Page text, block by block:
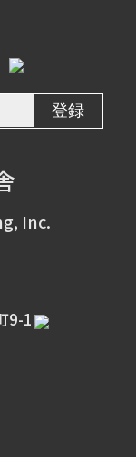
Inc.
町9-1